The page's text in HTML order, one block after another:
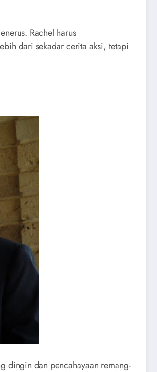
Rachel harus
dari sekadar cerita aksi, tetapi
dingin dan pencahayaan remang-